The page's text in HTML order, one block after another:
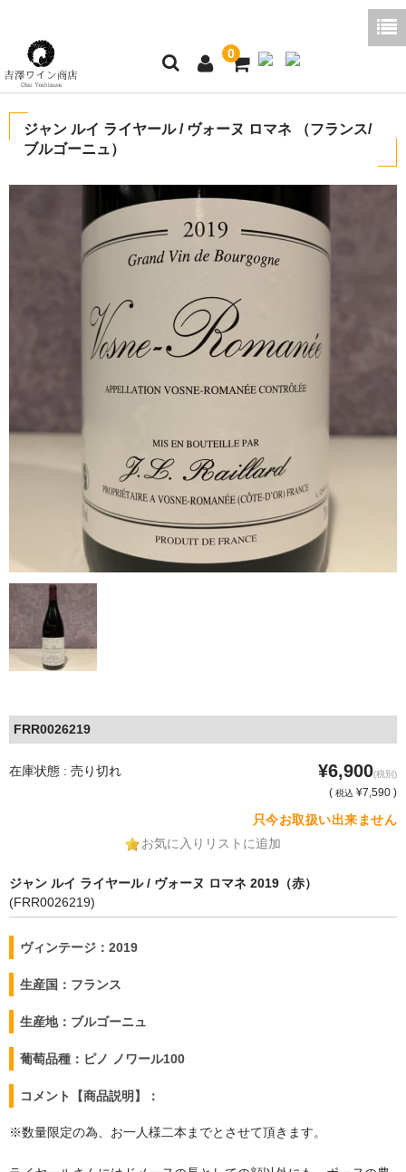
0
ご利用ガイド
好みから探す
よくあるご質問
お問い合わせ
ジャン ルイ ライヤール / ヴォーヌ ロマネ （フランス/
ブルゴーニュ）
FRR0026219
在庫状態 : 売り切れ ¥6,900(税別)
( 税込 ¥7,590 )
只今お取扱い出来ません
お気に入りリストに追加
ジャン ルイ ライヤール / ヴォーヌ ロマネ 2019（赤）
(FRR0026219)
ヴィンテージ：2019
生産国：フランス
生産地：ブルゴーニュ
葡萄品種：ピノ ノワール100
コメント【商品説明】：
※数量限定の為、お一人様二本までとさせて頂きます。